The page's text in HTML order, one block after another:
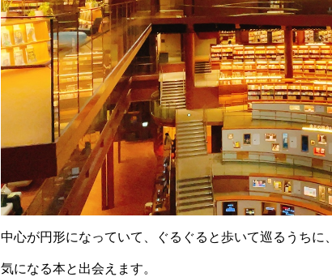
中心が円形になっていて、ぐるぐると歩いて巡るうちに、
気になる本と出会えます。